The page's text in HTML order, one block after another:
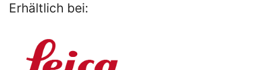
Erhältlich bei: